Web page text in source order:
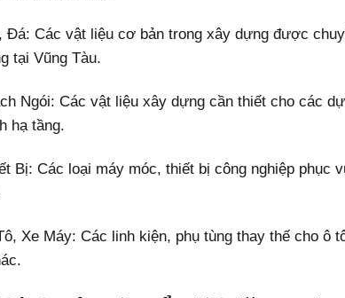
Đá: Các vật liệu cơ bản trong xây dựng được
tại Vũng Tàu.
Ngói: Các vật liệu xây dựng cần thiết cho các
hạ tầng.
Bị: Các loại máy móc, thiết bị công nghiệp phục
Xe Máy: Các linh kiện, phụ tùng thay thế cho ô